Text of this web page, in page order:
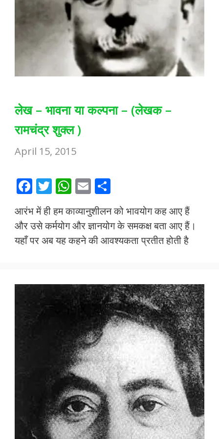
लेख – भावना या कल्पना – (लेखक –
रामचंद्र शुक्ल )
April 15, 2015
F
ac
e
b
o
k
T
itt
er
W
at
s
A
p
E
m
ai
l
h
ar
e
आरंभ में ही हम काव्यानुशीलन को भावयोग कह आए हैं
और उसे कर्मयोग और ज्ञानयोग के समकक्ष बता आए हैं।
यहाँ पर अब यह कहने की आवश्यकता प्रतीत होती है